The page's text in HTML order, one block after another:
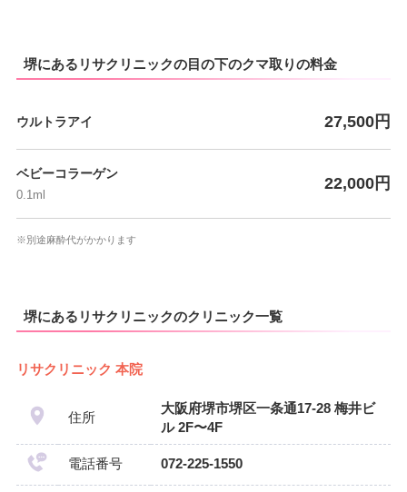
堺にあるリサクリニックの目の下のクマ取りの料金
ウルトラアイ 27,500円
ベビーコラーゲン
0.1ml
22,000円
※別途麻酔代がかかります
堺にあるリサクリニックのクリニック一覧
リサクリニック 本院
住所
大阪府堺市堺区一条通17-28 梅井ビ
ル 2F〜4F
電話番号 072-225-1550